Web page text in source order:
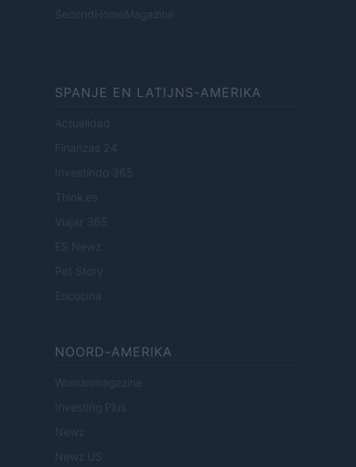
SecondHomeMagazine
SPANJE EN LATIJNS-AMERIKA
Actualidad
Finanzas 24
Investindo 365
Think.es
Viajar 365
ES Newz
Pet Story
Encocina
NOORD-AMERIKA
Womanmagazine
Investing Plus
Newz
Newz US